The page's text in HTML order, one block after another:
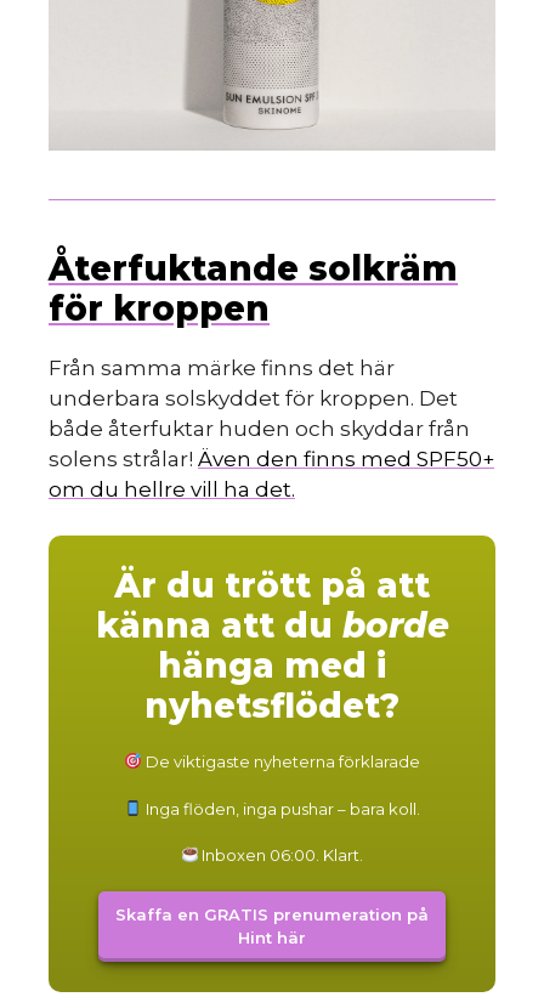
Återfuktande solkräm
för kroppen
Från samma märke finns det här
underbara solskyddet för kroppen. Det
både återfuktar huden och skyddar från
solens strålar! Även den finns med SPF50+
om du hellre vill ha det.
Är du trött på att
känna att du borde
hänga med i
nyhetsflödet?
De viktigaste nyheterna förklarade
Inga flöden, inga pushar – bara koll.
Inboxen 06:00. Klart.
Skaffa en GRATIS prenumeration på
Hint här